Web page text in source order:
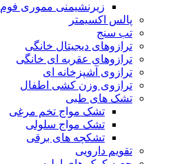
زیرنشیمنی مموری فوم
پالس اکسیمتر
تب سنج
ترازوهای دیجیتال خانگی
ترازوهای عقربه ای خانگی
ترازوی آشپزخانه ای
ترازوی وزن کشی اطفال
تشک های طبی
تشک مواج تخم مرغی
تشک مواج سلولی
تشکچه های برقی
تقویم دارویی